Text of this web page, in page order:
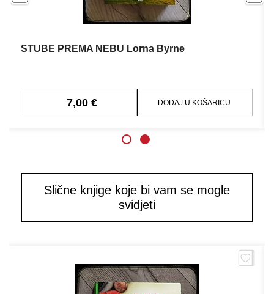
STUBE PREMA NEBU Lorna Byrne
7,00 € DODAJ U KOŠARICU
Slične knjige koje bi vam se mogle
svidjeti